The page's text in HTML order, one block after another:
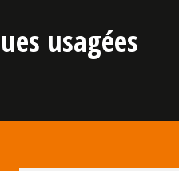
usagées